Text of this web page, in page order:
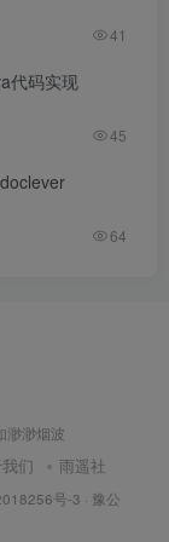
41
代码实现
45
64
渺渺烟波
们 雨遥社
号-3 · 豫公